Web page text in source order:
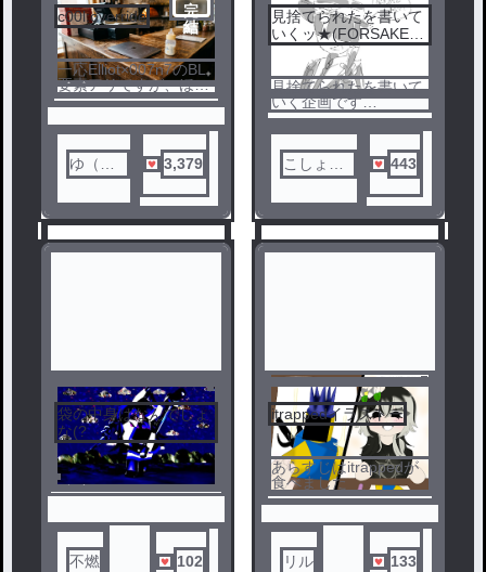
3 4
ノベ
ル
完
結
c00l:override
一応Elliot×007n7のBL
要素アリですが、ほぼ
子育てがテーマになっ
ゆ（旧
3,379
5
見捨てられたを書いて
いくッ★(FORSAKEN)
それ以外も、書くぞ‼️
(リクエストあり☆)
見捨てられたを書いて
いく企画です
リクエストは、ありが
たいです
こしょう
443
6
ノベ
袋の中身はなんでしょ
な(?
不燃 102
itrappedイラストー
あらすじはitrappedが
食べました
リル 133